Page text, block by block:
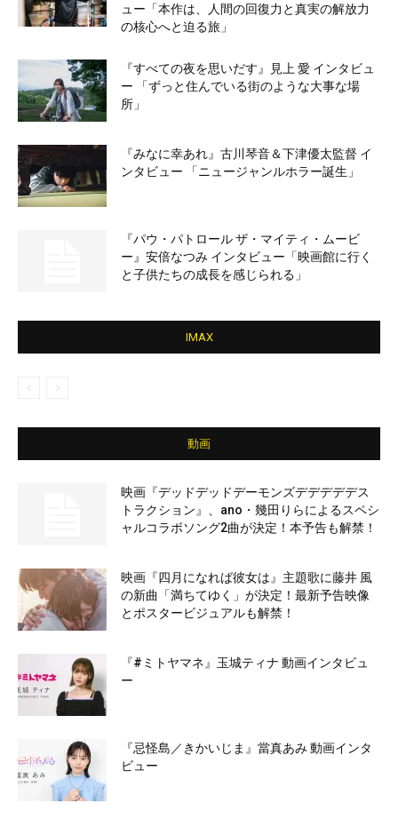
ュー「本作は、人間の回復力と真実の解放力
の核心へと迫る旅」
『すべての夜を思いだす』見上 愛 インタビュ
ー 「ずっと住んでいる街のような大事な場
所」
『みなに幸あれ』古川琴音＆下津優太監督 イ
ンタビュー 「ニュージャンルホラー誕生」
『パウ・パトロール ザ・マイティ・ムービ
ー』安倍なつみ インタビュー「映画館に行く
と子供たちの成長を感じられる」
IMAX
動画
映画『デッドデッドデーモンズデデデデデス
トラクション』、ano・幾田りらによるスペシ
ャルコラボソング2曲が決定！本予告も解禁！
映画『四月になれば彼女は』主題歌に藤井 風
の新曲「満ちてゆく」が決定！最新予告映像
とポスタービジュアルも解禁！
『#ミトヤマネ』玉城ティナ 動画インタビュ
ー
『忌怪島／きかいじま』當真あみ 動画インタ
ビュー